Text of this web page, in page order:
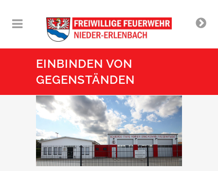
EINBINDEN VON
GEGENSTÄNDEN